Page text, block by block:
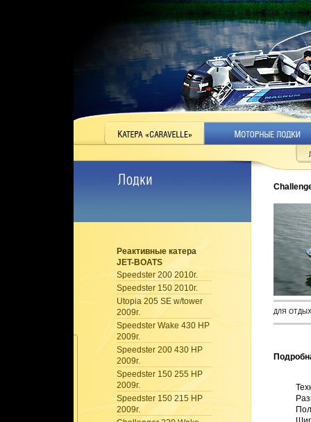
Реактивные катера
JET-BOATS
Speedster 200 2010г.
Speedster 150 2010г.
Utopia 205 SE w/tower
2009г.
Speedster Wake 430 HP
2009г.
Speedster 200 430 HP
2009г.
Speedster 150 255 HP
2009г.
Speedster 150 215 HP
2009г.
ДЛЯ